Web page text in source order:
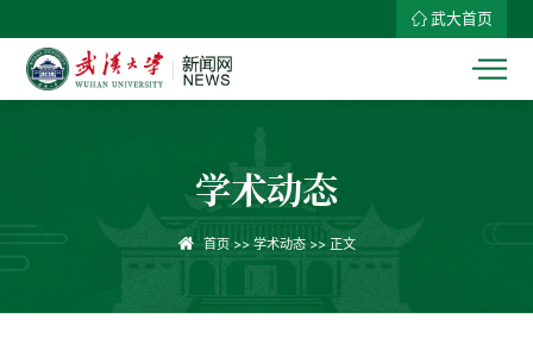
武大首页
学术动态
首页>>学术动态>> 正文